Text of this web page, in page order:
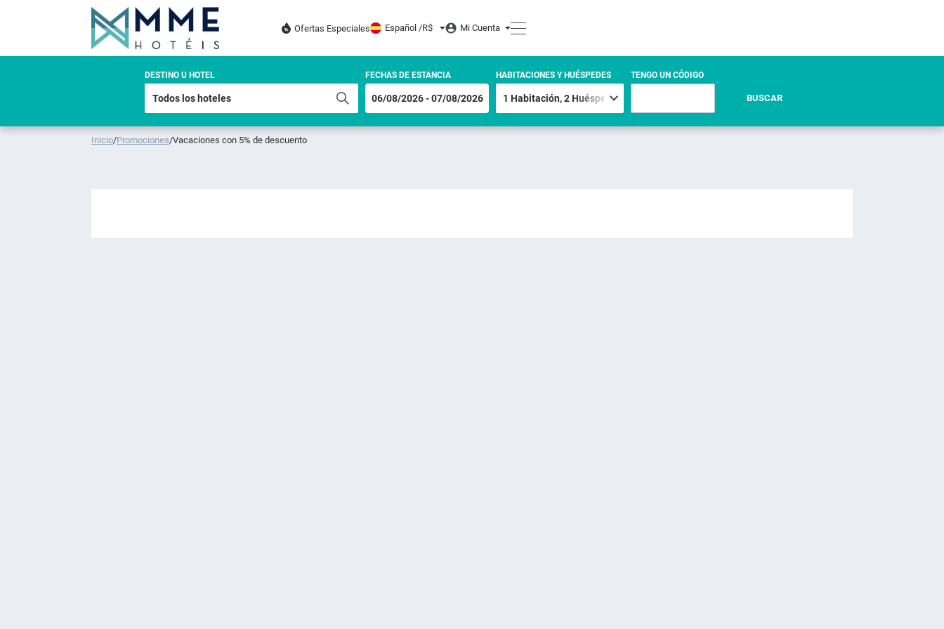
Ofertas Especiales Español /R$ Mi Cuenta
DESTINO U HOTEL FECHAS DE ESTANCIA HABITACIONES Y HUÉSPEDES TENGO UN CÓDIGO
BUSCAR
Inicio/Promociones/Vacaciones con 5% de descuento